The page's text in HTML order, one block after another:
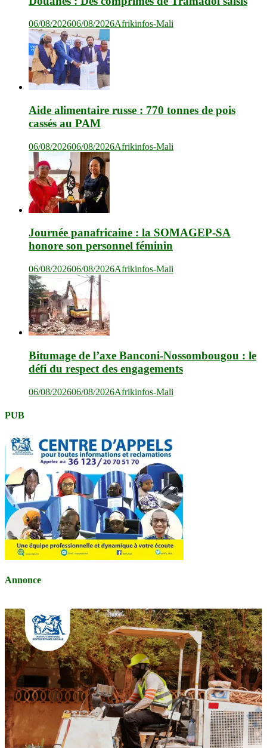
06/08/202606/08/2026Afrikinfos-Mali
Aide alimentaire russe : 770 tonnes de pois
cassés au PAM
06/08/202606/08/2026Afrikinfos-Mali
Journée panafricaine : la SOMAGEP-SA
honore son personnel féminin
06/08/202606/08/2026Afrikinfos-Mali
Bitumage de l’axe Banconi-Nossombougou : le
défi du respect des engagements
06/08/202606/08/2026Afrikinfos-Mali
PUB
Annonce